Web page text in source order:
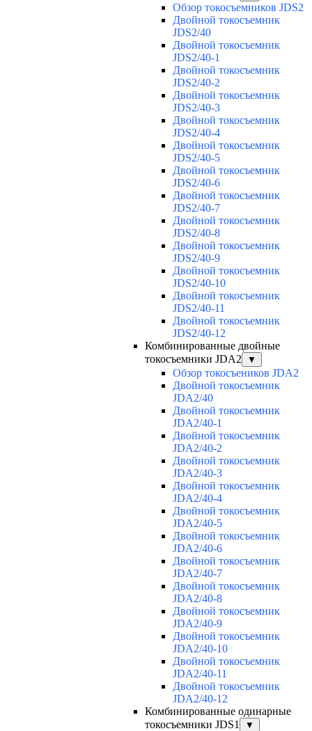
Обзор токосъемников JDS2
Двойной токосъемник
JDS2/40
Двойной токосъемник
JDS2/40-1
Двойной токосъемник
JDS2/40-2
Двойной токосъемник
JDS2/40-3
Двойной токосъемник
JDS2/40-4
Двойной токосъемник
JDS2/40-5
Двойной токосъемник
JDS2/40-6
Двойной токосъемник
JDS2/40-7
Двойной токосъемник
JDS2/40-8
Двойной токосъемник
JDS2/40-9
Двойной токосъемник
JDS2/40-10
Двойной токосъемник
JDS2/40-11
Двойной токосъемник
JDS2/40-12
Комбинированные двойные
токосъемники JDA2
▼
Обзор токосъеников JDA2
Двойной токосъемник
JDA2/40
Двойной токосъемник
JDA2/40-1
Двойной токосъемник
JDA2/40-2
Двойной токосъемник
JDA2/40-3
Двойной токосъемник
JDA2/40-4
Двойной токосъемник
JDA2/40-5
Двойной токосъемник
JDA2/40-6
Двойной токосъемник
JDA2/40-7
Двойной токосъемник
JDA2/40-8
Двойной токосъемник
JDA2/40-9
Двойной токосъемник
JDA2/40-10
Двойной токосъемник
JDA2/40-11
Двойной токосъемник
JDA2/40-12
Комбинированные одинарные
токосъемники JDS1
▼